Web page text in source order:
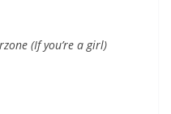
(If you’re a girl)